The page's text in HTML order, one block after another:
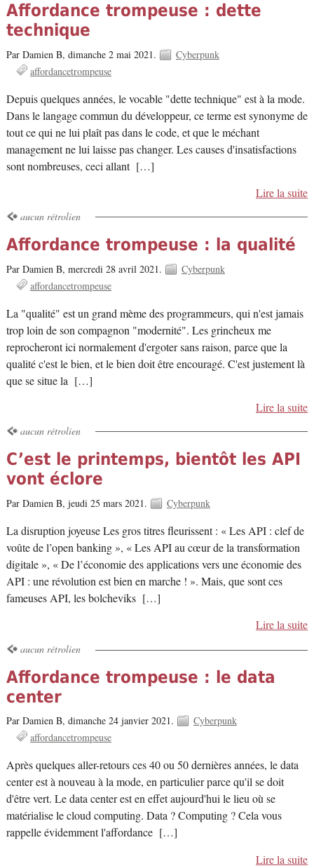
Affordance trompeuse : dette
technique
Par Damien B, dimanche 2 mai 2021.
Cyberpunk
affordancetrompeuse
Depuis quelques années, le vocable "dette technique" est à la mode.
Dans le langage commun du développeur, ce terme est synonyme de
tout ce qui ne lui plaît pas dans le code, et que le méchant
management ne lui laisse pas changer. Les causes d'insatisfactions
sont nombreuses, ceci allant […]
Lire la suite
aucun rétrolien
Affordance trompeuse : la qualité
Par Damien B, mercredi 28 avril 2021.
Cyberpunk
affordancetrompeuse
La "qualité" est un grand mème des programmeurs, qui n'est jamais
trop loin de son compagnon "modernité". Les grincheux me
reprocheront ici normalement d'ergoter sans raison, parce que la
qualité c'est le bien, et le bien doit être encouragé. C'est justement là
que se situe la […]
Lire la suite
aucun rétrolien
C’est le printemps, bientôt les API
vont éclore
Par Damien B, jeudi 25 mars 2021. Cyberpunk
La disruption joyeuse Les gros titres fleurissent : « Les API : clef de
voûte de l’open banking », « Les API au cœur de la transformation
digitale », « De l’économie des applications vers une économie des
API : une révolution est bien en marche ! ». Mais, que sont ces
fameuses API, les bolcheviks […]
Lire la suite
aucun rétrolien
Affordance trompeuse : le data
center
Par Damien B, dimanche 24 janvier 2021.
Cyberpunk
affordancetrompeuse
Après quelques aller-retours ces 40 ou 50 dernières années, le data
center est à nouveau à la mode, en particulier parce qu'il se doit
d'être vert. Le data center est en effet aujourd'hui le lieu où se
matérialise le cloud computing. Data ? Computing ? Cela vous
rappelle évidemment l'affordance […]
Lire la suite